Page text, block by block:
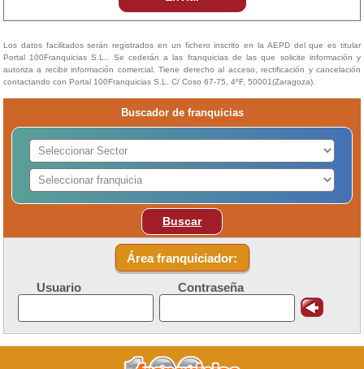
Los datos facilitados serán registrados en un fichero inscrito en la AEPD del que es titular
Portal 100Franquicias S.L.. Se cederán a las franquicias de las que solicite información y
autoriza a recibir información comercial. Tiene derecho al acceso, rectificación y cancelación
contactando con Portal 100Franquicias S.L. C/ Coso 67-75, 4ºF, 50001(Zaragoza).
Buscador de franquicias
Buscar
Área franquiciador:
Usuario Contraseña